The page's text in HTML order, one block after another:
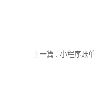
上一篇 : 小程序账